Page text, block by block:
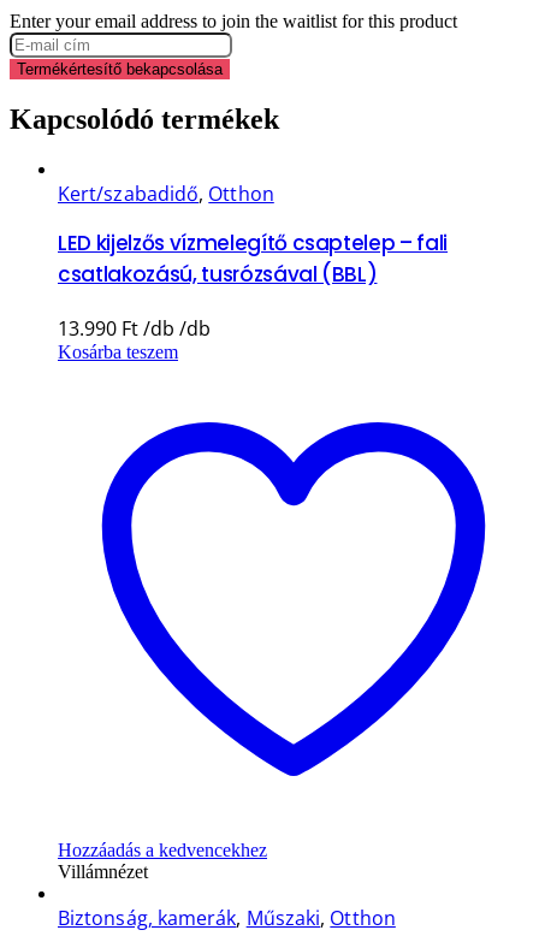
Enter your email address to join the waitlist for this product
Termékértesítő bekapcsolása
Kapcsolódó termékek
Kert/szabadidő, Otthon
LED kijelzős vízmelegítő csaptelep – fali
csatlakozású, tusrózsával (BBL)
13.990 Ft
Kosárba teszem
Hozzáadás a kedvencekhez
Villámnézet
Biztonság, kamerák, Műszaki, Otthon